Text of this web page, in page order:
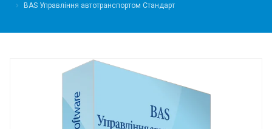
BAS Управління автотранспортом Стандарт